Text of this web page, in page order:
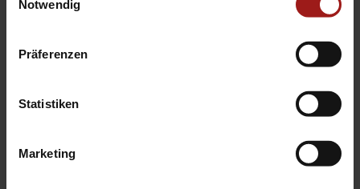
Notwendig
Präferenzen
Statistiken
Marketing
Die Beschreibung dient der allgemeinen
stellt keine Gewährleistung im
Fahrzeugabbildung zeigt
Auslieferungsstand abweichen.